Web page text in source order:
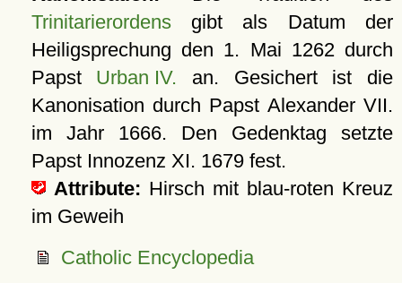
Trinitarierordensgibt als Datum der
Heiligsprechung den 1. Mai 1262 durch
Papst Urban IV. an. Gesichert ist die
Kanonisation durch Papst Alexander VII.
im Jahr 1666. Den Gedenktag setzte
Papst Innozenz XI. 1679 fest.
Attribute: Hirsch mit blau-roten Kreuz
im Geweih
Catholic Encyclopedia